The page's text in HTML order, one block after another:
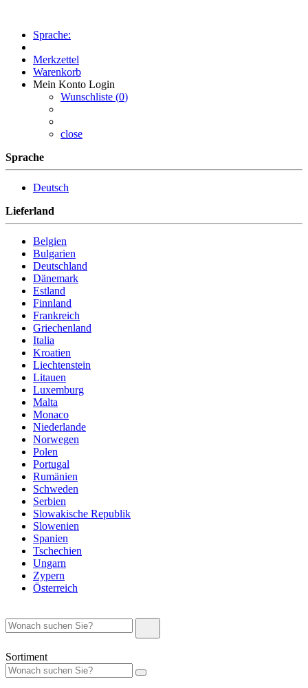
Sprache:
Merkzettel
Warenkorb
Mein Konto Login
Wunschliste (0)
close
Sprache
Deutsch
Lieferland
Belgien
Bulgarien
Deutschland
Dänemark
Estland
Finnland
Frankreich
Griechenland
Italia
Kroatien
Liechtenstein
Litauen
Luxemburg
Malta
Monaco
Niederlande
Norwegen
Polen
Portugal
Rumänien
Schweden
Serbien
Slowakische Republik
Slowenien
Spanien
Tschechien
Ungarn
Zypern
Österreich
Sortiment